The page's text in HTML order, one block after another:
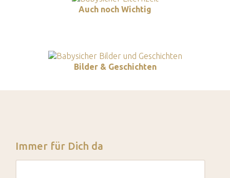
Auch noch Wichtig
Bilder & Geschichten
Immer für Dich da